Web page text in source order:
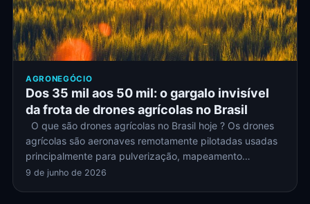
AGRONEGÓCIO
Dos 35 mil aos 50 mil: o gargalo invisível
da frota de drones agrícolas no Brasil
O que são drones agrícolas no Brasil hoje ? Os drones
agrícolas são aeronaves remotamente pilotadas usadas
principalmente para pulverização, mapeamento…
9 de junho de 2026